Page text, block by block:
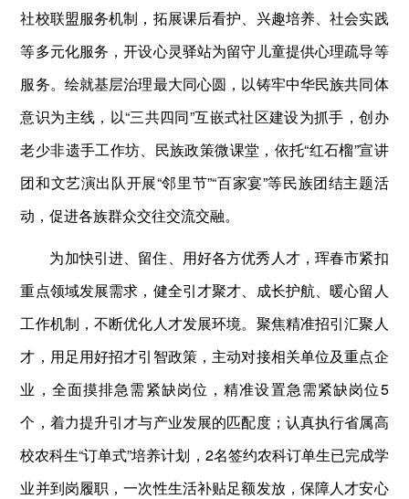
社校联盟服务机制，拓展课后看护、兴趣培养、社会实践
等多元化服务，开设心灵驿站为留守儿童提供心理疏导等
服务。绘就基层治理最大同心圆，以铸牢中华民族共同体
意识为主线，以“三共四同”互嵌式社区建设为抓手，创办
老少非遗手工作坊、民族政策微课堂，依托“红石榴”宣讲
团和文艺演出队开展“邻里节”“百家宴”等民族团结主题活
动，促进各族群众交往交流交融。
为加快引进、留住、用好各方优秀人才，珲春市紧扣
重点领域发展需求，健全引才聚才、成长护航、暖心留人
工作机制，不断优化人才发展环境。聚焦精准招引汇聚人
才，用足用好招才引智政策，主动对接相关单位及重点企
业，全面摸排急需紧缺岗位，精准设置急需紧缺岗位5
个，着力提升引才与产业发展的匹配度；认真执行省属高
校农科生“订单式”培养计划，2名签约农科订单生已完成学
业并到岗履职，一次性生活补贴足额发放，保障人才安心